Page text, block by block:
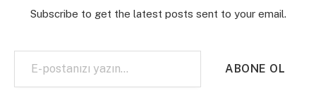
Subscribe to get the latest posts sent to your email.
E-postanızı yazın…
ABONE OL